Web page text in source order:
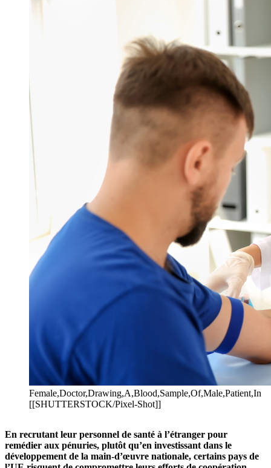
Female,Doctor,Drawing,A,Blood,Sample,Of,Male,Patient,In
[[SHUTTERSTOCK/Pixel-Shot]]
En recrutant leur personnel de santé à l’étranger pour
remédier aux pénuries, plutôt qu’en investissant dans le
développement de la main-d’œuvre nationale, certains pays de